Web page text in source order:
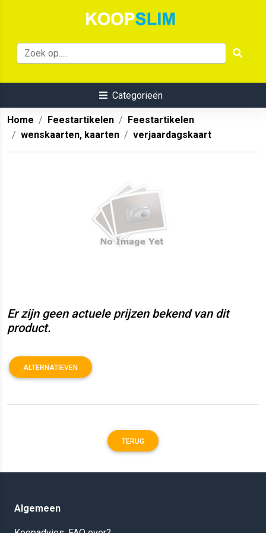
Categorieën
Home Feestartikelen
Feestartikelen
wenskaarten, kaarten
verjaardagskaart
Er zijn geen actuele prijzen bekend van dit
product.
ALTERNATIEVEN
TERUG
Algemeen